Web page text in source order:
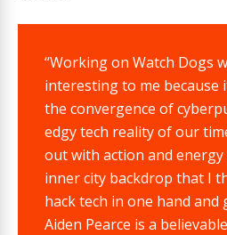
“Working on Watch Dogs
interesting to me because
the convergence of
edgy tech reality of our
out with action and
inner city backdrop that I
hack tech in one hand
Aiden Pearce is a